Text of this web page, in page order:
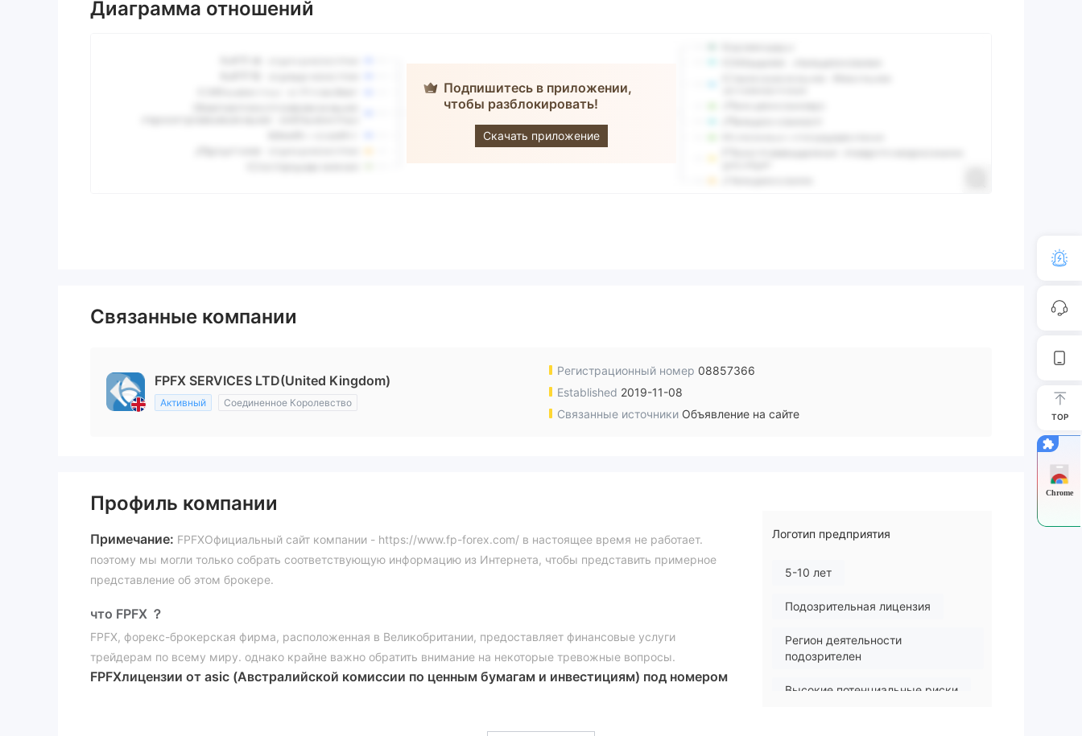
Диаграмма отношений
Подпишитесь в приложении,
чтобы разблокировать!
Скачать приложение
FPFX
Связанные компании
FPFX SERVICES LTD(United Kingdom)
Активный Соединенное Королевство
Регистрационный номер 08857366
Established 2019-11-08
Связанные источники Объявление на сайте
Профиль компании
Примечание: FPFXОфициальный сайт компании - https://www.fp-forex.com/ в настоящее время не работает.
поэтому мы могли только собрать соответствующую информацию из Интернета, чтобы представить примерное
представление об этом брокере.
что FPFX ？
FPFX, форекс-брокерская фирма, расположенная в Великобритании, предоставляет финансовые услуги
трейдерам по всему миру. однако крайне важно обратить внимание на некоторые тревожные вопросы.
FPFXлицензии от asic (Австралийской комиссии по ценным бумагам и инвестициям) под номером
Логотип предприятия
5-10 лет
Подозрительная лицензия
Регион деятельности
подозрителен
Высокие потенциальные риски
TOP
Chrome